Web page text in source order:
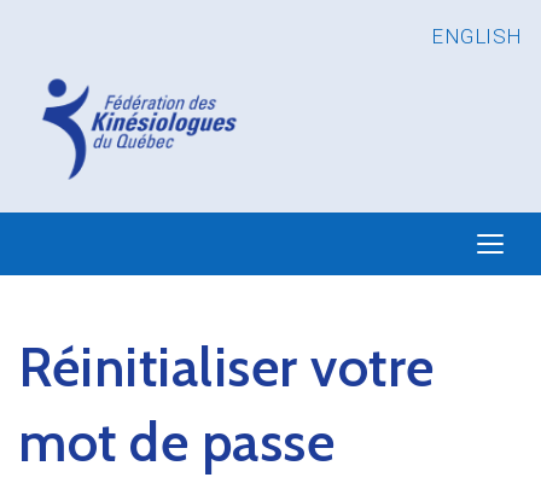
ENGLISH
Réinitialiser votre
mot de passe